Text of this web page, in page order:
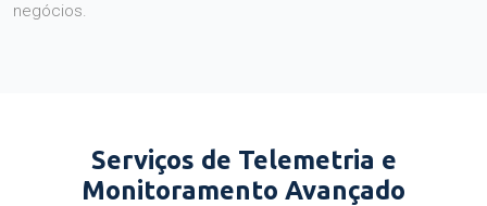
negócios.
Serviços de Telemetria e
Monitoramento Avançado